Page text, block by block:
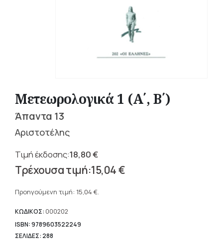
Μετεωρολογικά 1 (Α΄, Β΄)
Άπαντα 13
Αριστοτέλης
18,80€
Original
price
18,80 €.
15,04€
τρέχουσα
είναι:
15,04 €.
Προηγούμενη τιμή: 15,04 €.
ΚΩΔΙΚΟΣ: 000202
ISBN: 9789603522249
ΣΕΛΙΔΕΣ: 288